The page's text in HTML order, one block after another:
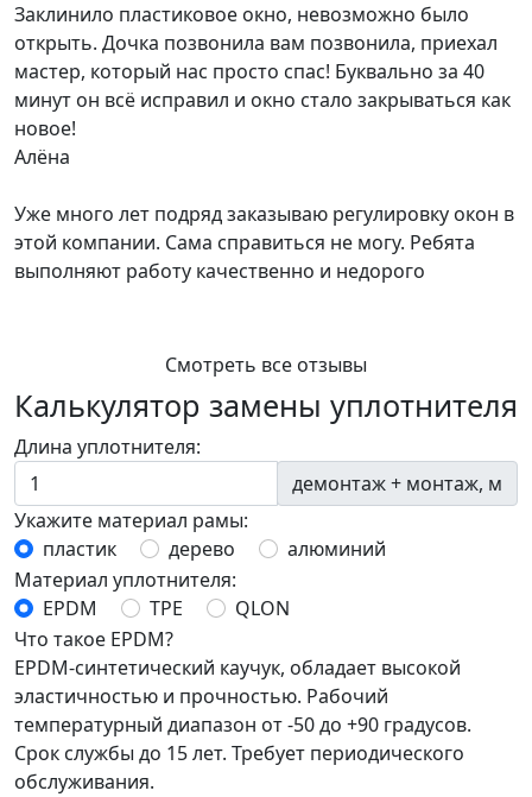
Заклинило пластиковое окно, невозможно было
открыть. Дочка позвонила вам позвонила, приехал
мастер, который нас просто спас! Буквально за 40
минут он всё исправил и окно стало закрываться как
новое!
Алёна
Уже много лет подряд заказываю регулировку окон в
этой компании. Сама справиться не могу. Ребята
выполняют работу качественно и недорого
Смотреть все отзывы
Калькулятор замены уплотнителя
Длина уплотнителя:
демонтаж + монтаж, м
Укажите материал рамы:
пластик
дерево
алюминий
Материал уплотнителя:
EPDM
TPE
QLON
Что такое EPDM?
EPDM-синтетический каучук, обладает высокой
эластичностью и прочностью. Рабочий
температурный диапазон от -50 до +90 градусов.
Срок службы до 15 лет. Требует периодического
обслуживания.